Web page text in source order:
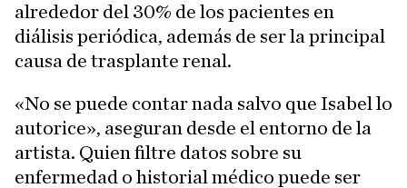
alrededor del 30% de los pacientes en
diálisis periódica, además de ser la principal
causa de trasplante renal.
«No se puede contar nada salvo que Isabel lo
autorice», aseguran desde el entorno de la
artista. Quien filtre datos sobre su
enfermedad o historial médico puede ser